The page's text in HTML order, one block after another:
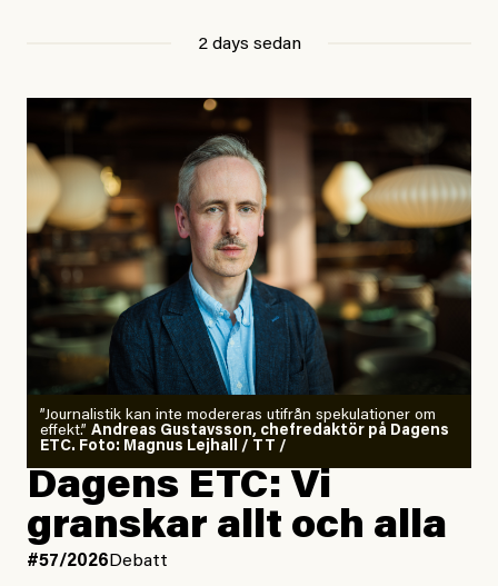
2 days sedan
”Journalistik kan inte modereras utifrån spekulationer om
effekt.” Andreas Gustavsson, chefredaktör på Dagens
ETC. Foto: Magnus Lejhall / TT /
Dagens ETC: Vi
granskar allt och alla
#57/2026 Debatt